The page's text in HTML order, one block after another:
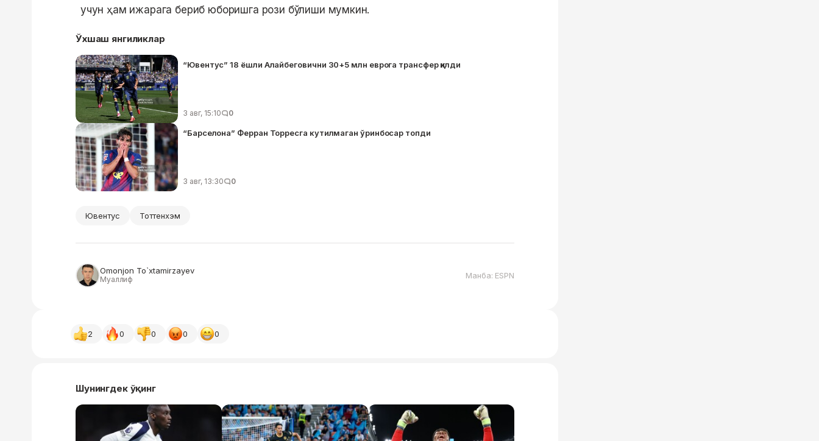
учун ҳам ижарага бериб юборишга рози бўлиши мумкин.
Ўхшаш янгиликлар
“Ювентус” 18 ёшли Алайбеговични 30+5 млн еврога трансфер қилди
3 авг, 15:10 0
“Барселона” Ферран Торресга кутилмаган ўринбосар топди
3 авг, 13:30 0
Ювентус Тоттенхэм
Omonjon To`xtamirzayev
Муаллиф Манба: ESPN
2 0 0 0 0
Шунингдек ўқинг